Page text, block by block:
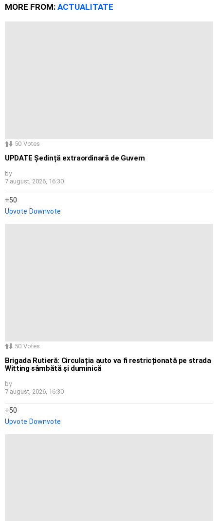
MORE FROM: ACTUALITATE
50 Votes
UPDATE Ședință extraordinară de Guvern
by
7 august, 2026, 16:30
50
Upvote Downvote
50 Votes
Brigada Rutieră: Circulația auto va fi restricționată pe strada
Witting sâmbătă și duminică
by
7 august, 2026, 16:30
50
Upvote Downvote